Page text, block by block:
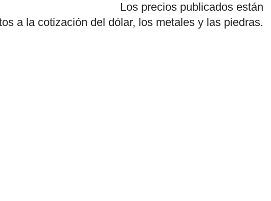
Los precios publicados están
a la cotización del dólar, los metales y las piedras.